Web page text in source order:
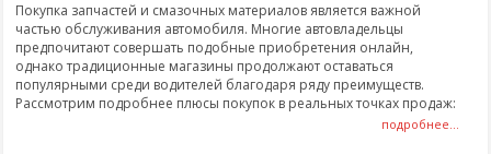
Покупка запчастей и смазочных материалов является важной
частью обслуживания автомобиля. Многие автовладельцы
предпочитают совершать подобные приобретения онлайн,
однако традиционные магазины продолжают оставаться
популярными среди водителей благодаря ряду преимуществ.
Рассмотрим подробнее плюсы покупок в реальных точках продаж:
подробнее...